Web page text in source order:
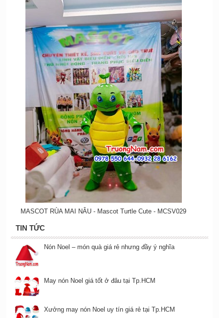
MASCOT RÙA MAI NÂU - Mascot Turtle Cute - MCSV029
TIN TỨC
Nón Noel – món quà giá rẻ nhưng đầy ý nghĩa
May nón Noel giá tốt ở đâu tại Tp.HCM
Xưởng may nón Noel uy tín giá rẻ tại Tp.HCM